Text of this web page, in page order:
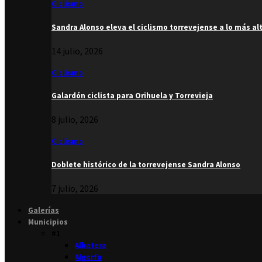
Ciclismo
Sandra Alonso eleva el ciclismo torrevejense a lo más
14 julio, 2026
Ciclismo
Galardón ciclista para Orihuela y Torrevieja
8 julio, 2026
Ciclismo
Doblete histórico de la torrevejense Sandra Alonso
7 julio, 2026
Galerías
Municipios
Albatera
Algorfa